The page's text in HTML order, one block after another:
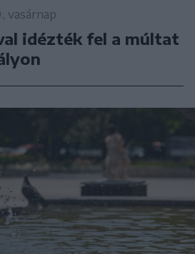
vasárnap
idézték fel a múltat